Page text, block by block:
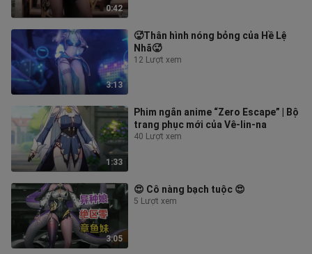
0:42
3:13
🥵Thân hình nóng bỏng của Hề Lệ
Nhã🥵
12 Lượt xem
1:33
Phim ngắn anime “Zero Escape” | Bộ
trang phục mới của Vê-lin-na
40 Lượt xem
3:05
😍 Cô nàng bạch tuộc 😍
5 Lượt xem